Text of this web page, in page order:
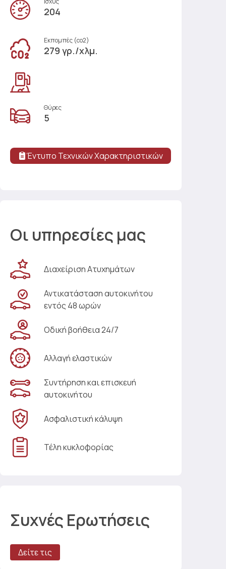
204
Εκπομπές (co2)
279 γρ./χλμ.
Θύρες
5
Έντυπο Τεχνικών Χαρακτηριστικών
Οι υπηρεσίες μας
Διαχείριση Ατυχημάτων
Αντικατάσταση αυτοκινήτου
εντός 48 ωρών
Οδική βοήθεια 24/7
Αλλαγή ελαστικών
Συντήρηση και επισκευή
αυτοκινήτου
Ασφαλιστική κάλυψη
Τέλη κυκλοφορίας
Συχνές Ερωτήσεις
Δείτε τις